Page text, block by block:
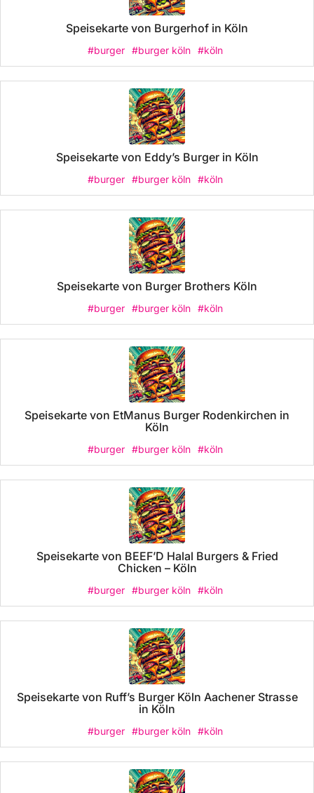
Speisekarte von Burgerhof in Köln
#burger #burger köln #köln
Speisekarte von Eddy’s Burger in Köln
#burger #burger köln #köln
Speisekarte von Burger Brothers Köln
#burger #burger köln #köln
Speisekarte von EtManus Burger Rodenkirchen in
Köln
#burger #burger köln #köln
Speisekarte von BEEF’D Halal Burgers & Fried
Chicken – Köln
#burger #burger köln #köln
Speisekarte von Ruff’s Burger Köln Aachener Strasse
in Köln
#burger #burger köln #köln